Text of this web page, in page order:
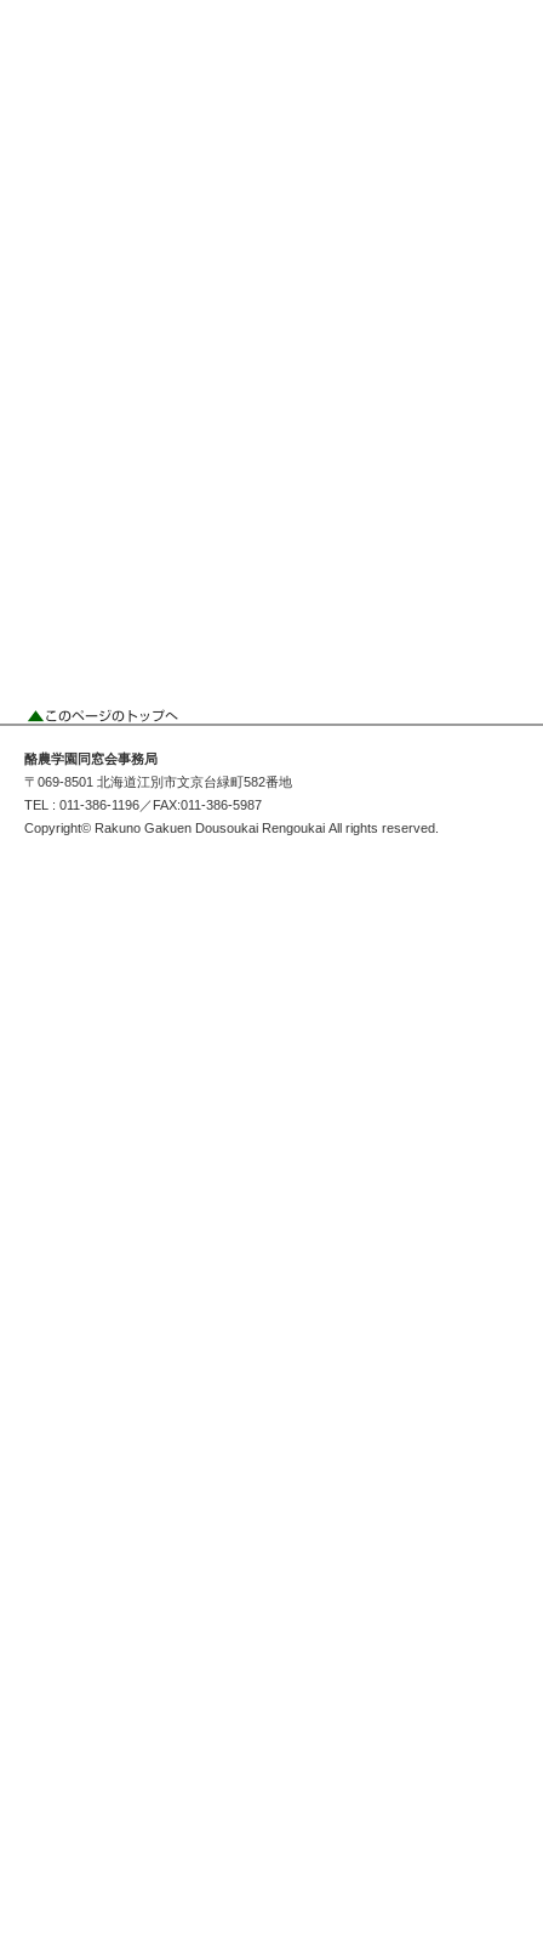
酪農学園同窓会事務局
〒069-8501 北海道江別市文京台緑町582番地
TEL : 011-386-1196／FAX:011-386-5987
Copyright© Rakuno Gakuen Dousoukai Rengoukai All rights reserved.